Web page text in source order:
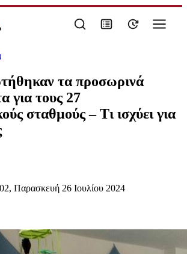
τα προσωρινά
για τους 27
σταθμούς – Τι ισχύει για
Παρασκευή 26 Ιουλίου 2024